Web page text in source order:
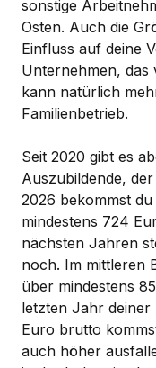
sonstige
Osten. Auch die
Einfluss auf deine
Unternehmen, das
kann natürlich
Familienbetrieb.
Seit 2020 gibt es
Auszubildende,
2026 bekommst
mindestens 724
nächsten Jahren
noch. Im mittleren
über mindestens
letzten Jahr deiner
Euro brutto
auch höher